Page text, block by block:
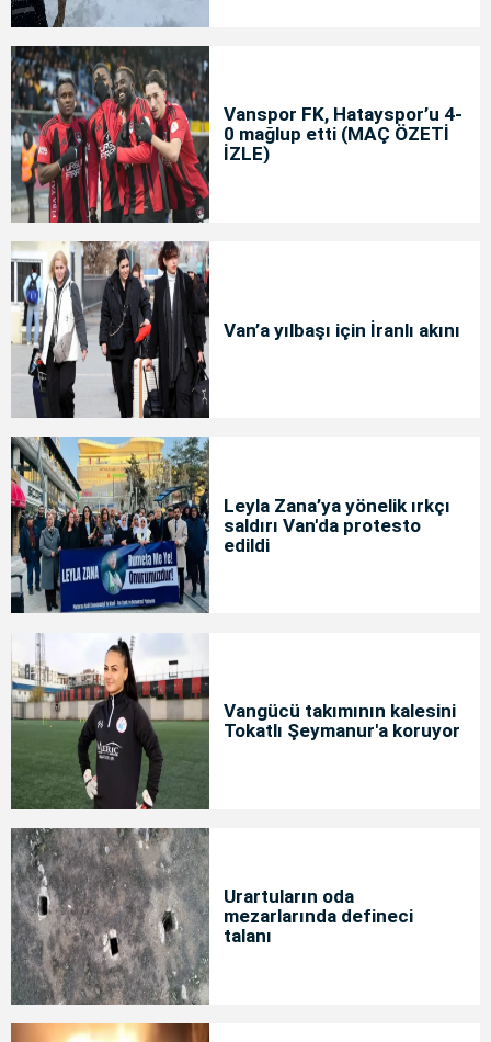
Vanspor FK, Hatayspor’u 4-
0 mağlup etti (MAÇ ÖZETİ
İZLE)
Van’a yılbaşı için İranlı akını
Leyla Zana’ya yönelik ırkçı
saldırı Van'da protesto
edildi
Vangücü takımının kalesini
Tokatlı Şeymanur'a koruyor
Urartuların oda
mezarlarında defineci
talanı